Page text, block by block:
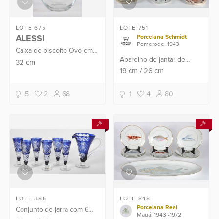
LOTE 675
ALESSI
Caixa de biscoito Ovo em
vidro cristalino com tampa
32cm
5 2 68
LOTE 751
Porcelana Schmidt
Pomerode, 1943
Aparelho de jantar de
porcelana Schmidt na cor
decorada com folhagens e
flores em policromia,
19 cm /26 cm
1 4 80
LOTE 386
Conjunto de jarra com 6
LOTE 848
Porcelana Real
Mauá, 1943 -1972